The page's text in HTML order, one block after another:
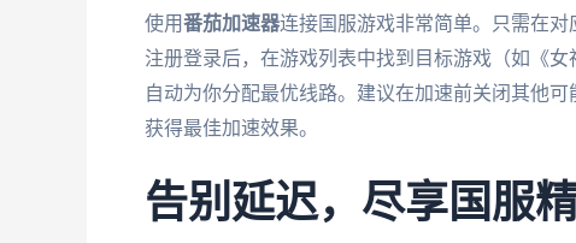
使用番茄加速器连接国服游戏非常简单。只需在
注册登录后，在游戏列表中找到目标游戏（如《
自动为你分配最优线路。建议在加速前关闭其他
获得最佳加速效果。
告别延迟，尽享国服